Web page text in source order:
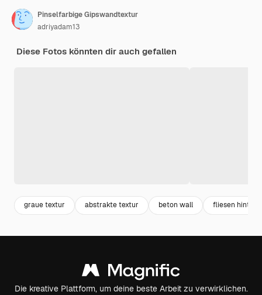
Pinselfarbige Gipswandtextur
adriyadam13
Diese Fotos könnten dir auch gefallen
graue textur abstrakte textur beton wall fliesen
Die kreative Plattform, um deine beste Arbeit zu verwirklichen.